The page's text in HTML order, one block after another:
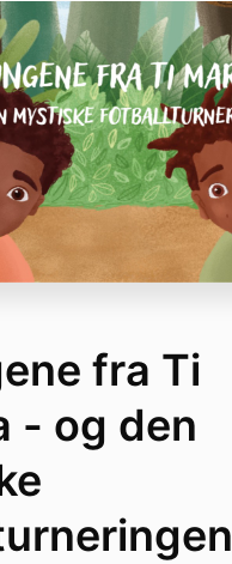
fra Ti
- og den